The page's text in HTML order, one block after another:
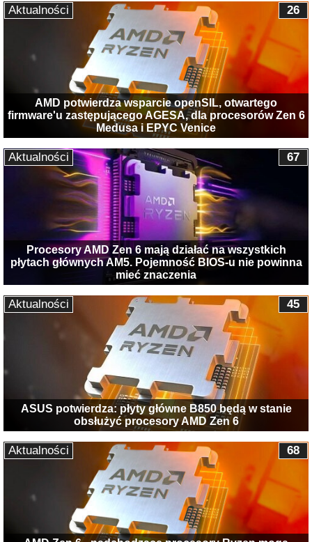
AMD potwierdza wsparcie openSIL, otwartego
firmware'u zastępującego AGESA, dla procesorów Zen 6
Medusa i EPYC Venice
26
Aktualności
Procesory AMD Zen 6 mają działać na wszystkich
płytach głównych AM5. Pojemność BIOS-u nie powinna
mieć znaczenia
67
Aktualności
ASUS potwierdza: płyty główne B850 będą w stanie
obsłużyć procesory AMD Zen 6
45
Aktualności
68
Aktualności